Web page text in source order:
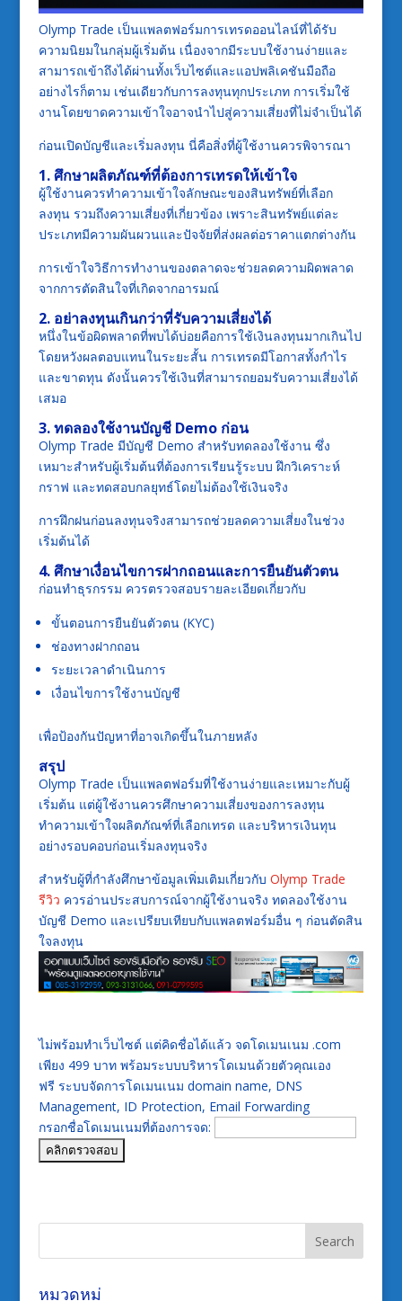
Olymp Trade เป็นแพลตฟอร์มการเทรดออนไลน์ที่ได้รับ
ความนิยมในกลุ่มผู้เริ่มต้น เนื่องจากมีระบบใช้งานง่ายและ
สามารถเข้าถึงได้ผ่านทั้งเว็บไซต์และแอปพลิเคชันมือถือ
อย่างไรก็ตาม เช่นเดียวกับการลงทุนทุกประเภท การเริ่มใช้
งานโดยขาดความเข้าใจอาจนำไปสู่ความเสี่ยงที่ไม่จำเป็นได้
ก่อนเปิดบัญชีและเริ่มลงทุน นี่คือสิ่งที่ผู้ใช้งานควรพิจารณา
1. ศึกษาผลิตภัณฑ์ที่ต้องการเทรดให้เข้าใจ
ผู้ใช้งานควรทำความเข้าใจลักษณะของสินทรัพย์ที่เลือก
ลงทุน รวมถึงความเสี่ยงที่เกี่ยวข้อง เพราะสินทรัพย์แต่ละ
ประเภทมีความผันผวนและปัจจัยที่ส่งผลต่อราคาแตกต่างกัน
การเข้าใจวิธีการทำงานของตลาดจะช่วยลดความผิดพลาด
จากการตัดสินใจที่เกิดจากอารมณ์
2. อย่าลงทุนเกินกว่าที่รับความเสี่ยงได้
หนึ่งในข้อผิดพลาดที่พบได้บ่อยคือการใช้เงินลงทุนมากเกินไป
โดยหวังผลตอบแทนในระยะสั้น การเทรดมีโอกาสทั้งกำไร
และขาดทุน ดังนั้นควรใช้เงินที่สามารถยอมรับความเสี่ยงได้
เสมอ
3. ทดลองใช้งานบัญชี Demo ก่อน
Olymp Trade มีบัญชี Demo สำหรับทดลองใช้งาน ซึ่ง
เหมาะสำหรับผู้เริ่มต้นที่ต้องการเรียนรู้ระบบ ฝึกวิเคราะห์
กราฟ และทดสอบกลยุทธ์โดยไม่ต้องใช้เงินจริง
การฝึกฝนก่อนลงทุนจริงสามารถช่วยลดความเสี่ยงในช่วง
เริ่มต้นได้
4. ศึกษาเงื่อนไขการฝากถอนและการยืนยันตัวตน
ก่อนทำธุรกรรม ควรตรวจสอบรายละเอียดเกี่ยวกับ
ขั้นตอนการยืนยันตัวตน (KYC)
ช่องทางฝากถอน
ระยะเวลาดำเนินการ
เงื่อนไขการใช้งานบัญชี
เพื่อป้องกันปัญหาที่อาจเกิดขึ้นในภายหลัง
สรุป
Olymp Trade เป็นแพลตฟอร์มที่ใช้งานง่ายและเหมาะกับผู้
เริ่มต้น แต่ผู้ใช้งานควรศึกษาความเสี่ยงของการลงทุน
ทำความเข้าใจผลิตภัณฑ์ที่เลือกเทรด และบริหารเงินทุน
อย่างรอบคอบก่อนเริ่มลงทุนจริง
สำหรับผู้ที่กำลังศึกษาข้อมูลเพิ่มเติมเกี่ยวกับ Olymp Trade
รีวิว ควรอ่านประสบการณ์จากผู้ใช้งานจริง ทดลองใช้งาน
บัญชี Demo และเปรียบเทียบกับแพลตฟอร์มอื่น ๆ ก่อนตัดสิน
ใจลงทุน
ไม่พร้อมทำเว็บไซต์ แต่คิดชื่อได้แล้ว จดโดเมนเนม .com
เพียง 499 บาท พร้อมระบบบริหารโดเมนด้วยตัวคุณเอง
ฟรี ระบบจัดการโดเมนเนม domain name, DNS
Management, ID Protection, Email Forwarding
กรอกชื่อโดเมนเนมที่ต้องการจด:
หมวดหมู่